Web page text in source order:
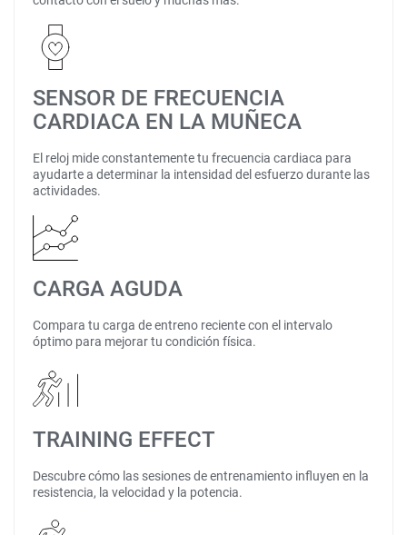
SENSOR DE FRECUENCIA
CARDIACA EN LA MUÑECA
El reloj mide constantemente tu frecuencia cardiaca para
ayudarte a determinar la intensidad del esfuerzo durante las
actividades.
CARGA AGUDA
Compara tu carga de entreno reciente con el intervalo
óptimo para mejorar tu condición física.
TRAINING EFFECT
Descubre cómo las sesiones de entrenamiento influyen en la
resistencia, la velocidad y la potencia.